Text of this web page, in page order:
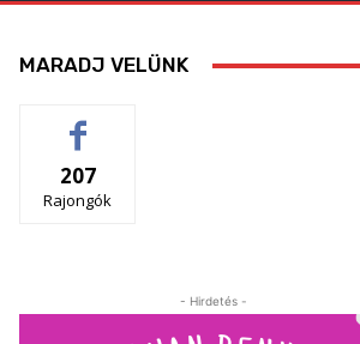
MARADJ VELÜNK
207
Rajongók
- Hirdetés -